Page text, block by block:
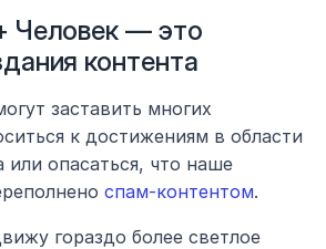
Человек — это
контента
заставить многих
к достижениям в области
опасаться, что наше
спам-контентом.
гораздо более светлое